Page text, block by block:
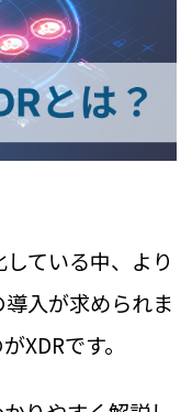
ている中、より
入が求められま
XDRです。